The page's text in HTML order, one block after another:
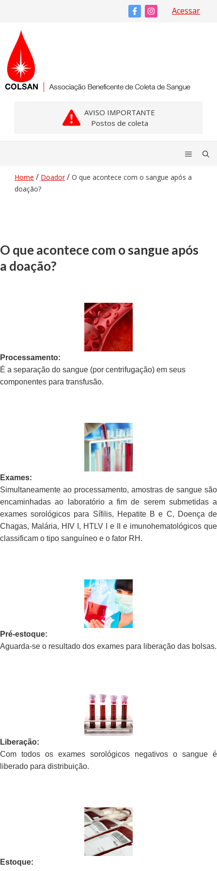
conteúdo
Acessar
AVISO IMPORTANTE
Postos de coleta
Menu
Home / Doador/ O que acontece com o sangue após a
doação?
O que acontece com o sangue após
a doação?
Processamento:
É a separação do sangue (por centrifugação) em seus
componentes para transfusão.
Exames:
Simultaneamente ao processamento, amostras de sangue são
encaminhadas ao laboratório a fim de serem submetidas a
exames sorológicos para Sífilis, Hepatite B e C, Doença de
Chagas, Malária, HIV I, HTLV I e II e imunohematológicos que
classificam o tipo sanguíneo e o fator RH.
Pré-estoque:
Aguarda-se o resultado dos exames para liberação das bolsas.
Liberação:
Com todos os exames sorológicos negativos o sangue é
liberado para distribuição.
Estoque: